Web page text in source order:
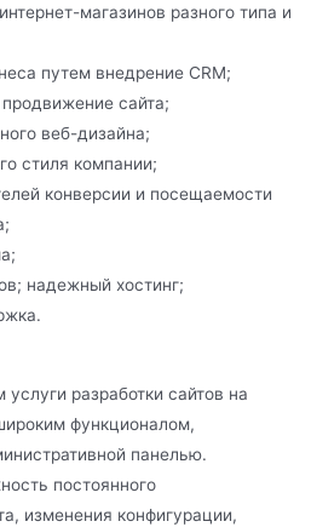
магазинов разного типа и
путем внедрение CRM;
сайта;
веб-дизайна;
стиля компании;
конверсии и посещаемости
надежный хостинг;
разработки сайтов на
функционалом,
панелью.
постоянного
изменения конфигурации,